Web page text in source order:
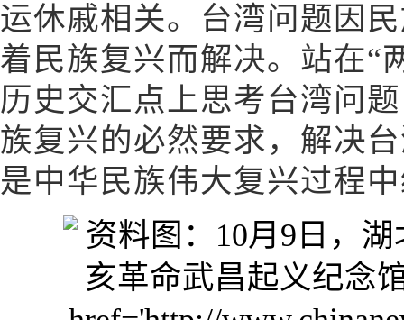
运休戚相关。台湾问题因
着民族复兴而解决。站在“
历史交汇点上思考台湾问
族复兴的必然要求，解决
是中华民族伟大复兴过程